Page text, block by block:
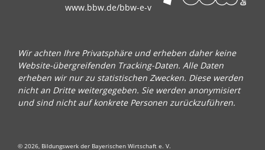
www.bbw.de/bbw-e-v
Wir achten Ihre Privatsphäre und erheben daher keine
Website-übergreifenden Tracking-Daten. Alle Daten
erheben wir nur zu statistischen Zwecken. Diese werden
nicht an Dritte weitergegeben. Sie werden anonymisiert
und sind nicht auf konkrete Personen zurückzuführen.
© 2026, Bildungswerk der Bayerischen Wirtschaft e. V.